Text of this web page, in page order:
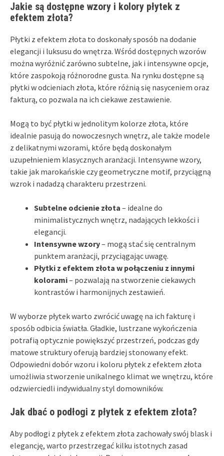
Jakie są dostępne wzory i kolory płytek z
efektem złota?
Płytki z efektem złota to doskonały sposób na dodanie
elegancji i luksusu do wnętrza. Wśród dostępnych wzorów
można wyróżnić zarówno subtelne, jak i intensywne opcje,
które zaspokoją różnorodne gusta. Na rynku dostępne są
płytki w odcieniach złota, które różnią się nasyceniem oraz
fakturą, co pozwala na ich ciekawe zestawienie.
Mogą to być płytki w jednolitym kolorze złota, które
idealnie pasują do nowoczesnych wnętrz, ale także modele
z delikatnymi wzorami, które będą doskonałym
uzupełnieniem klasycznych aranżacji. Intensywne wzory,
takie jak marokańskie czy geometryczne motif, przyciągną
wzrok i nadadzą charakteru przestrzeni.
Subtelne odcienie złota – idealne do
minimalistycznych wnętrz, nadających lekkości i
elegancji.
Intensywne wzory– mogą stać się centralnym
punktem aranżacji, przyciągając uwagę.
Płytki z efektem złota w połączeniu z innymi
kolorami– pozwalają na stworzenie ciekawych
kontrastów i harmonijnych zestawień.
W wyborze płytek warto zwrócić uwagę na ich fakturę i
sposób odbicia światła. Gładkie, lustrzane wykończenia
potrafią optycznie powiększyć przestrzeń, podczas gdy
matowe struktury oferują bardziej stonowany efekt.
Odpowiedni dobór wzoru i koloru płytek z efektem złota
umożliwia stworzenie unikalnego klimat we wnętrzu, które
odzwierciedli indywidualny styl domowników.
Jak dbać o podłogi z płytek z efektem złota?
Aby podłogi z płytek z efektem złota zachowały swój blask i
elegancję, warto przestrzegać kilku istotnych zasad